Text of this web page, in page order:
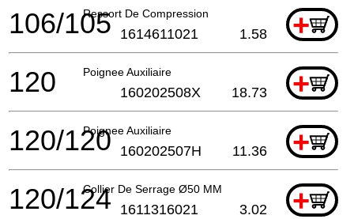
Ressort De Compression +
106/105 1614611021 1.58
Poignee Auxiliaire +
120 160202508X 18.73
Poignee Auxiliaire +
120/120 160202507H 11.36
Collier De Serrage Ø50 MM +
120/124 1611316021 3.02